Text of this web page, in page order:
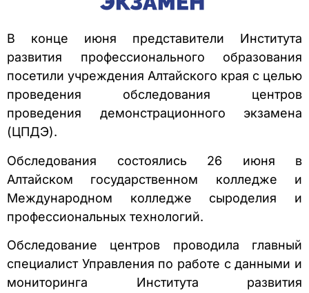
В конце июня представители Института
развития профессионального образования
посетили учреждения Алтайского края с целью
проведения обследования центров
проведения демонстрационного экзамена
(ЦПДЭ).
Обследования состоялись 26 июня в
Алтайском государственном колледже и
Международном колледже сыроделия и
профессиональных технологий.
Обследование центров проводила главный
специалист Управления по работе с данными и
мониторинга Института развития